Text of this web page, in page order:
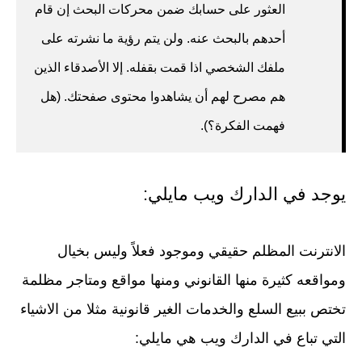
العثور على حسابك ضمن محركات البحث إن قام
أحدهم بالبحث عنه. ولن يتم رؤية ما نشرته على
ملفك الشخصي اذا قمت بقفله. إلا الأصدقاء الذين
هم مصرح لهم أن يشاهدوا محتوى صفحتك. (هل
فهمت الفكرة؟).
يوجد في الدارك ويب مايلي:
الانترنت المظلم حقيقي وموجود فعلاً وليس بخيال
ومواقعه كثيرة منها القانوني ومنها مواقع ومتاجر مظلمة
تختص ببيع السلع والخدمات الغير قانونية مثلا من الاشياء
التي تباع في الدارك ويب هي مايلي: